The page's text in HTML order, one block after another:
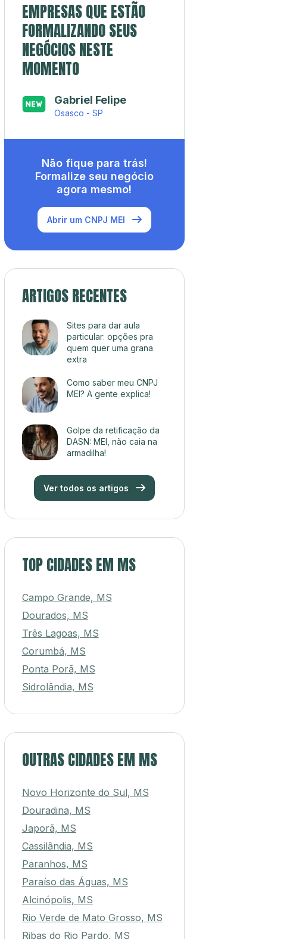
EMPRESAS QUE ESTÃO
FORMALIZANDO SEUS
NEGÓCIOS NESTE
MOMENTO
Gabriel Felipe
Osasco - SP
Não fique para trás!
Formalize seu negócio
agora mesmo!
Abrir um CNPJ MEI
ARTIGOS RECENTES
Sites para dar aula
particular: opções pra
quem quer uma grana
extra
Como saber meu CNPJ
MEI? A gente explica!
Golpe da retificação da
DASN: MEI, não caia na
armadilha!
Ver todos os artigos
TOP CIDADES EM MS
Campo Grande, MS
Dourados, MS
Três Lagoas, MS
Corumbá, MS
Ponta Porã, MS
Sidrolândia, MS
OUTRAS CIDADES EM MS
Novo Horizonte do Sul, MS
Douradina, MS
Japorã, MS
Cassilândia, MS
Paranhos, MS
Paraíso das Águas, MS
Alcinópolis, MS
Rio Verde de Mato Grosso, MS
Ribas do Rio Pardo, MS